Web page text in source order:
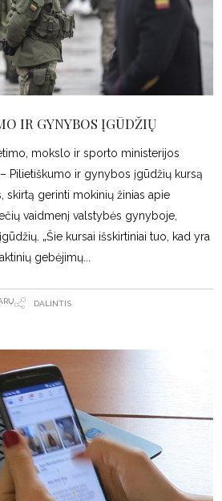
IR GYNYBOS ĮGŪDŽIŲ
mokslo ir sporto ministerijos
Pilietiškumo ir gynybos įgūdžių kursą
skirtą gerinti mokinių žinias apie
vaidmenį valstybės gynyboje,
„Šie kursai išskirtiniai tuo, kad yra
gebėjimų
DALINTIS